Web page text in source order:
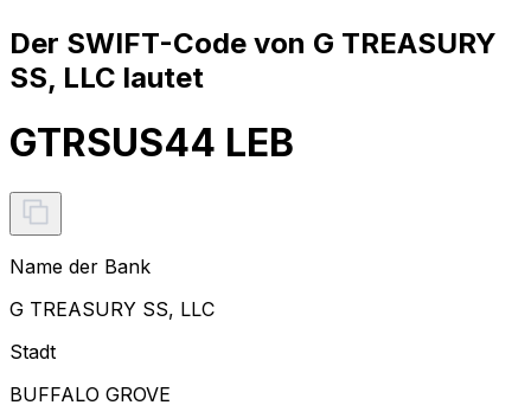
Der SWIFT-Code von G TREASURY
SS, LLC lautet
GTRSUS44 LEB
Name der Bank
G TREASURY SS, LLC
Stadt
BUFFALO GROVE